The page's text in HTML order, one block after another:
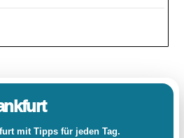
mit Tipps für jeden Tag.